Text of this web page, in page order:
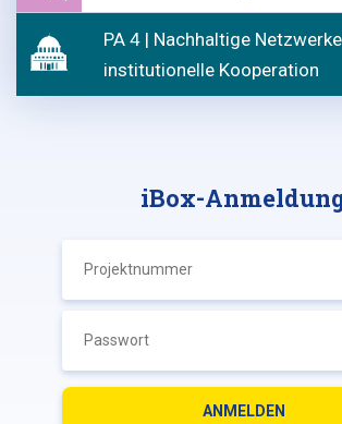
PA 4 | Nachhaltige
institutionelle Kooperation
iBox-